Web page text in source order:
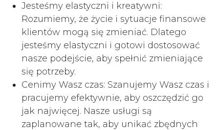
Jesteśmy elastyczni i kreatywni:
Rozumiemy, że życie i sytuacje finansowe
klientów mogą się zmieniać. Dlatego
jesteśmy elastyczni i gotowi dostosować
nasze podejście, aby spełnić zmieniające
się potrzeby.
Cenimy Wasz czas: Szanujemy Wasz czas i
pracujemy efektywnie, aby oszczędzić go
jak najwięcej. Nasze usługi są
zaplanowane tak, aby unikać zbędnych